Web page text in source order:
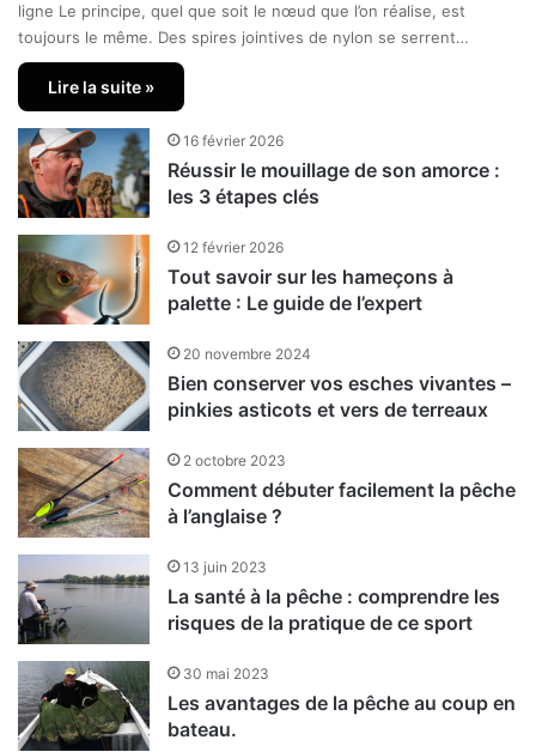
ligne Le principe, quel que soit le nœud que l’on réalise, est
toujours le même. Des spires jointives de nylon se serrent…
Lire la suite »
16 février 2026
Réussir le mouillage de son amorce :
les 3 étapes clés
12 février 2026
Tout savoir sur les hameçons à
palette : Le guide de l’expert
20 novembre 2024
Bien conserver vos esches vivantes –
pinkies asticots et vers de terreaux
2 octobre 2023
Comment débuter facilement la pêche
à l’anglaise ?
13 juin 2023
La santé à la pêche : comprendre les
risques de la pratique de ce sport
30 mai 2023
Les avantages de la pêche au coup en
bateau.